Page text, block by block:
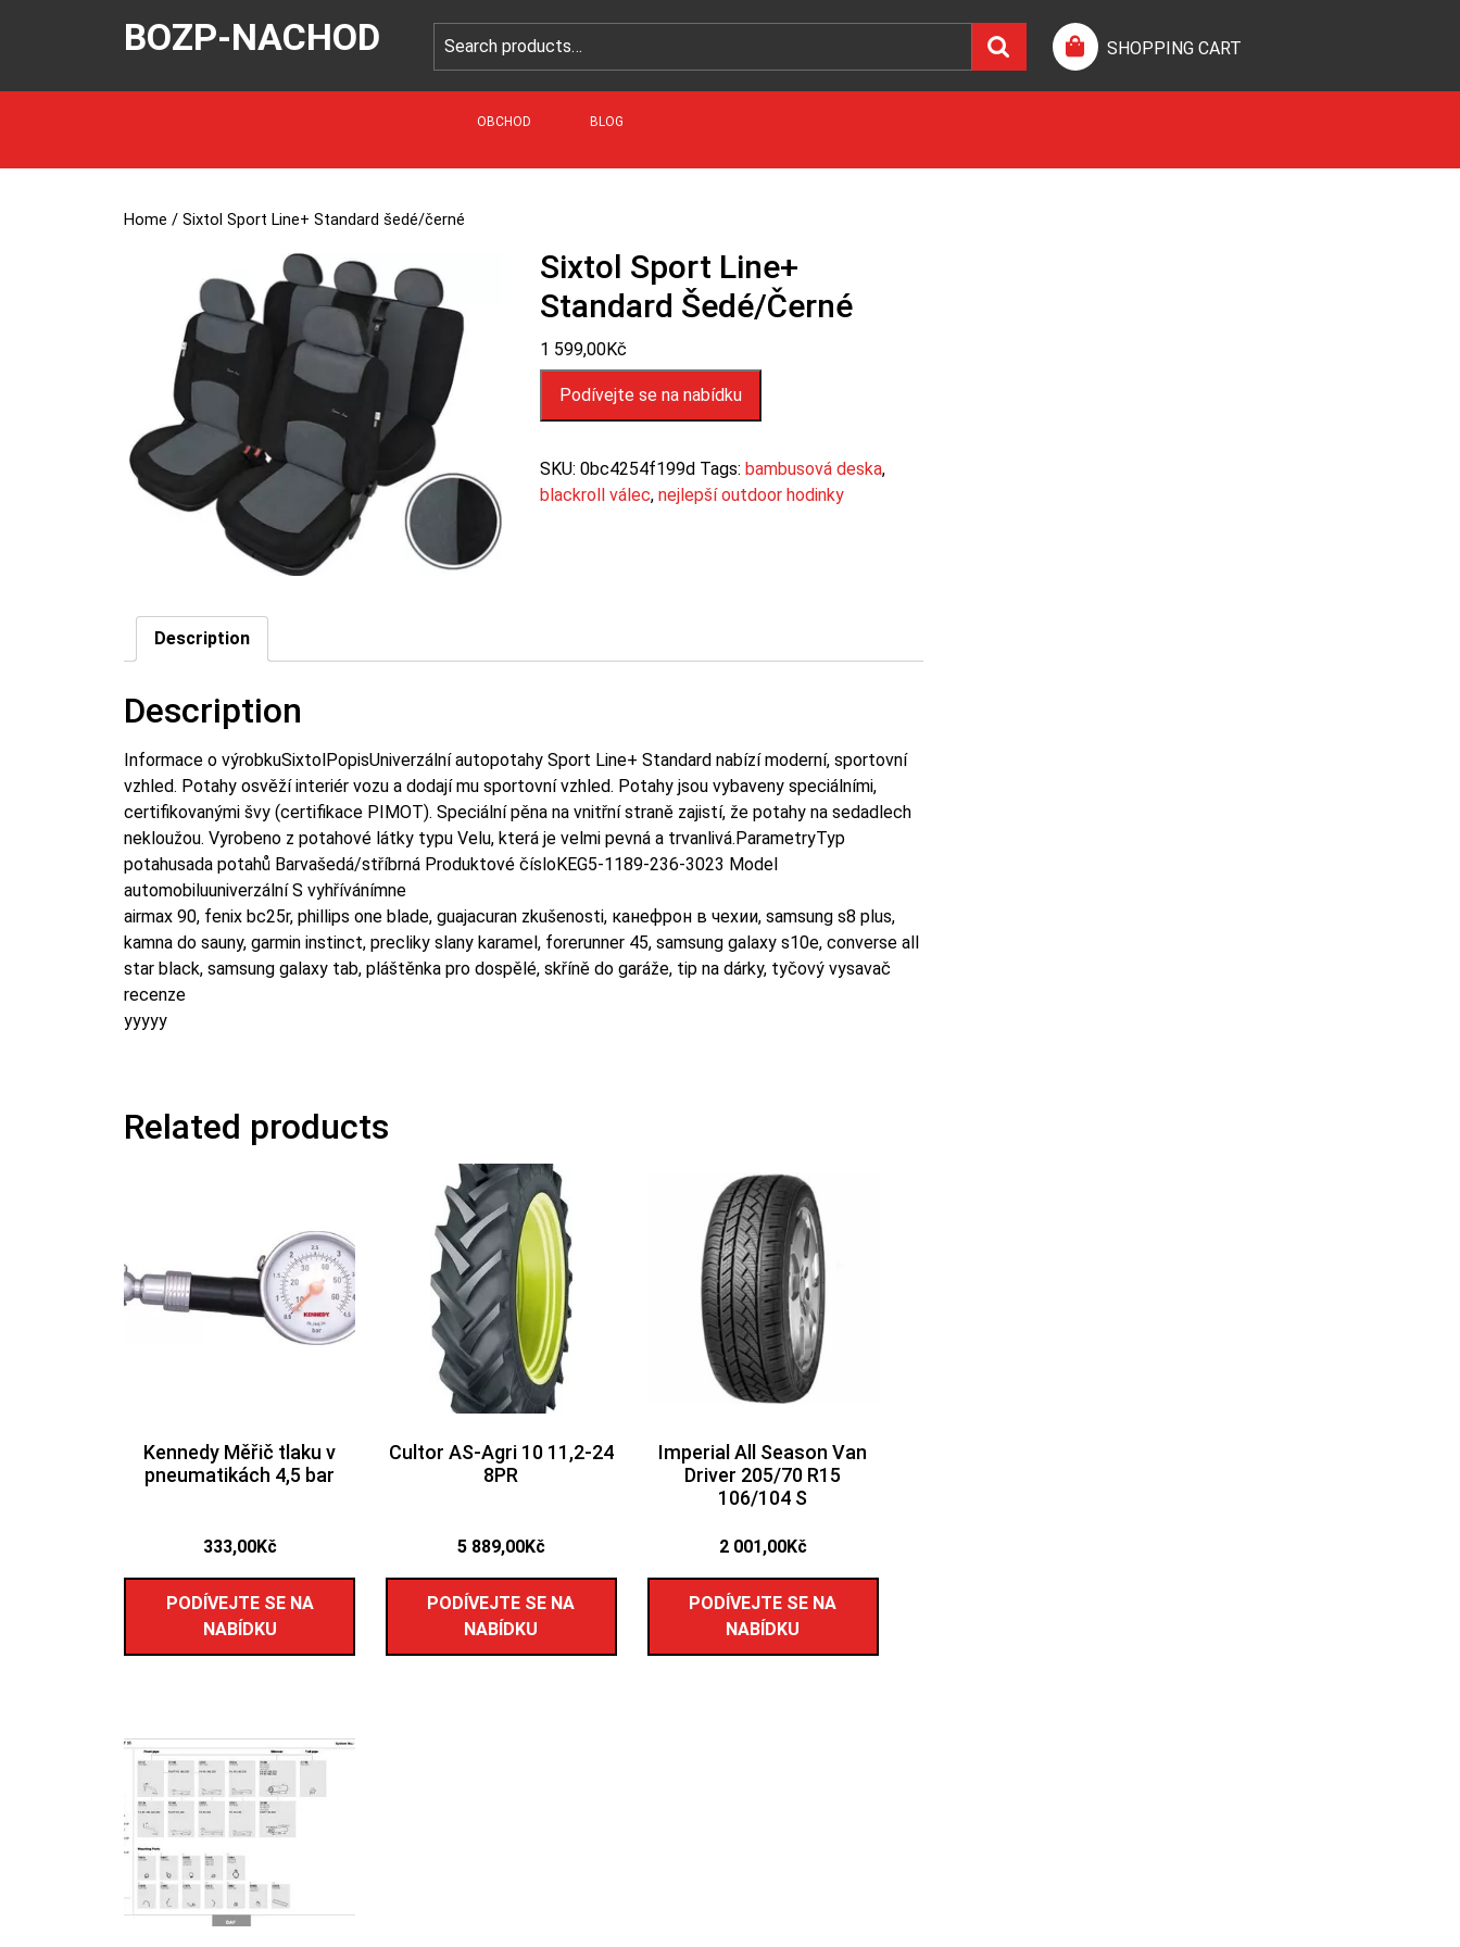
BOZP-NACHOD SHOPPING CART
OBCHOD BLOG
Home / Sixtol Sport Line+ Standard šedé/černé
Sixtol Sport Line+
Standard Šedé/černé
1 599,00Kč
Podívejte se na nabídku
SKU: 0bc4254f199d Tags: bambusová deska,
blackroll válec, nejlepší outdoor hodinky
Description
Description
Informace o výrobkuSixtolPopisUniverzální autopotahy Sport Line+ Standard nabízí moderní, sportovní
vzhled. Potahy osvěží interiér vozu a dodají mu sportovní vzhled. Potahy jsou vybaveny speciálními,
certifikovanými švy (certifikace PIMOT). Speciální pěna na vnitřní straně zajistí, že potahy na sedadlech
nekloužou. Vyrobeno z potahové látky typu Velu, která je velmi pevná a trvanlivá.ParametryTyp
potahusada potahů Barvašedá/stříbrná Produktové čísloKEG5-1189-236-3023 Model
automobiluuniverzální S vyhřívánímne
airmax 90, fenix bc25r, phillips one blade, guajacuran zkušenosti, канефрон в чехии, samsung s8 plus,
kamna do sauny, garmin instinct, precliky slany karamel, forerunner 45, samsung galaxy s10e, converse all
star black, samsung galaxy tab, pláštěnka pro dospělé, skříně do garáže, tip na dárky, tyčový vysavač
recenze
yyyyy
Related products
Kennedy Měřič tlaku v
pneumatikách 4,5 bar
333,00Kč
PODÍVEJTE SE NA
NABÍDKU
Cultor AS-Agri 10 11,2-24
8PR
5 889,00Kč
PODÍVEJTE SE NA
NABÍDKU
Imperial All Season Van
Driver 205/70 R15
106/104 S
2 001,00Kč
PODÍVEJTE SE NA
NABÍDKU